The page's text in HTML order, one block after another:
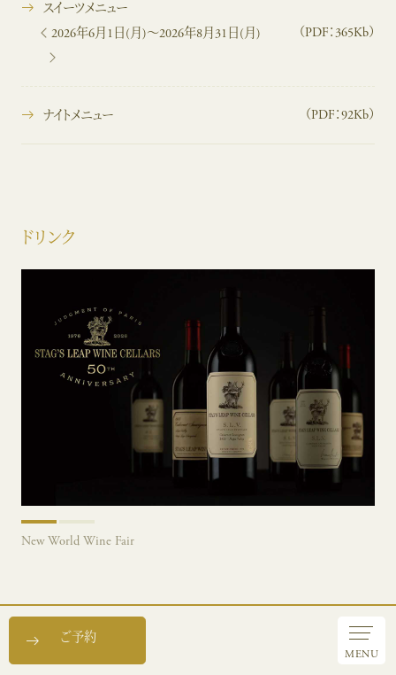
MENU
ご予約
スイーツメニュー
2026年6月1日(月)～2026年8月31日(月)
（PDF：365Kb）
ナイトメニュー （PDF：92Kb）
ドリンク
プレステージシャンパーニュフェア
オリジナルカクテルフェア